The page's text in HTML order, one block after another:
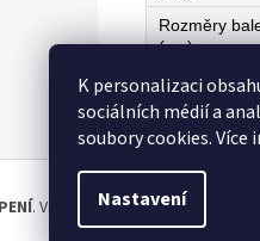
K personalizaci
sociálních médií a
soubory cookies. Více
Nastavení
Rozměry
(cm):
Země
. Všechna práva vyhrazena.